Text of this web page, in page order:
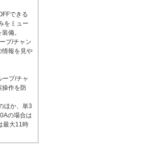
できる
をミュー
備。
プ/チャン
情報を見や
プ/チャ
操作を防
ほか、単3
の場合は
最大11時